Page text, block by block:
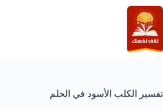
التجاوز
إلى
المحتوى
تفسير الكلب الأسود في الحلم